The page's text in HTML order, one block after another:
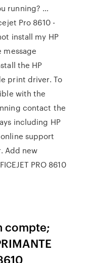
running? …
Pro 8610 -
install my HP
message
the HP
print driver. To
with the
contact the
including HP
support
Add new
PRO 8610
compte;